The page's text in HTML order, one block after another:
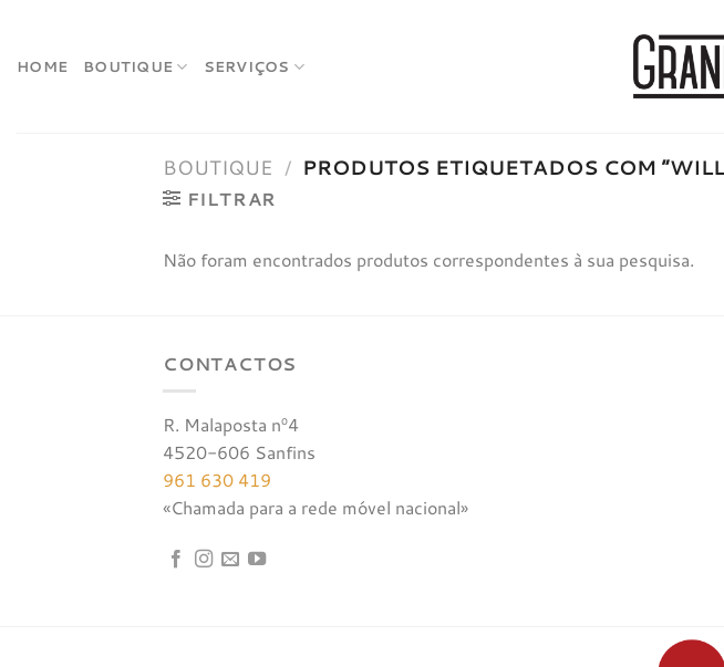
content
HOME BOUTIQUE SERVIÇOS
BOUTIQUE / PRODUTOS ETIQUETADOS COM
FILTRAR
Não foram encontrados produtos correspondentes à sua pesquisa.
CONTACTOS
R. Malaposta nº4
4520-606 Sanfins
961 630 419
«Chamada para a rede móvel nacional»